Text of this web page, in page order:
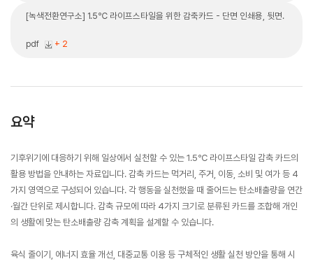
[녹색전환연구소] 1.5℃ 라이프스타일을 위한 감축카드 - 단면 인쇄용, 뒷면.
pdf + 2
요약
기후위기에 대응하기 위해 일상에서 실천할 수 있는 1.5℃ 라이프스타일 감축 카드의
활용 방법을 안내하는 자료입니다. 감축 카드는 먹거리, 주거, 이동, 소비 및 여가 등 4
가지 영역으로 구성되어 있습니다. 각 행동을 실천했을 때 줄어드는 탄소배출량을 연간
·월간 단위로 제시합니다. 감축 규모에 따라 4가지 크기로 분류된 카드를 조합해 개인
의 생활에 맞는 탄소배출량 감축 계획을 설계할 수 있습니다.
육식 줄이기, 에너지 효율 개선, 대중교통 이용 등 구체적인 생활 실천 방안을 통해 시